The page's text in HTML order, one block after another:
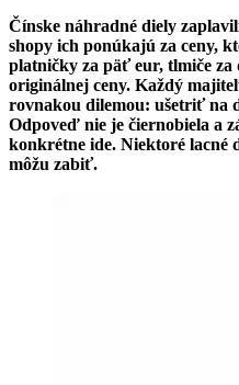
Čínske náhradné diely
shopy ich ponúkajú za ceny,
platničky za päť eur, tlmiče za
originálnej ceny. Každý
rovnakou dilemou: ušetriť na
Odpoveď nie je čiernobiela a
konkrétne ide. Niektoré
môžu zabiť.